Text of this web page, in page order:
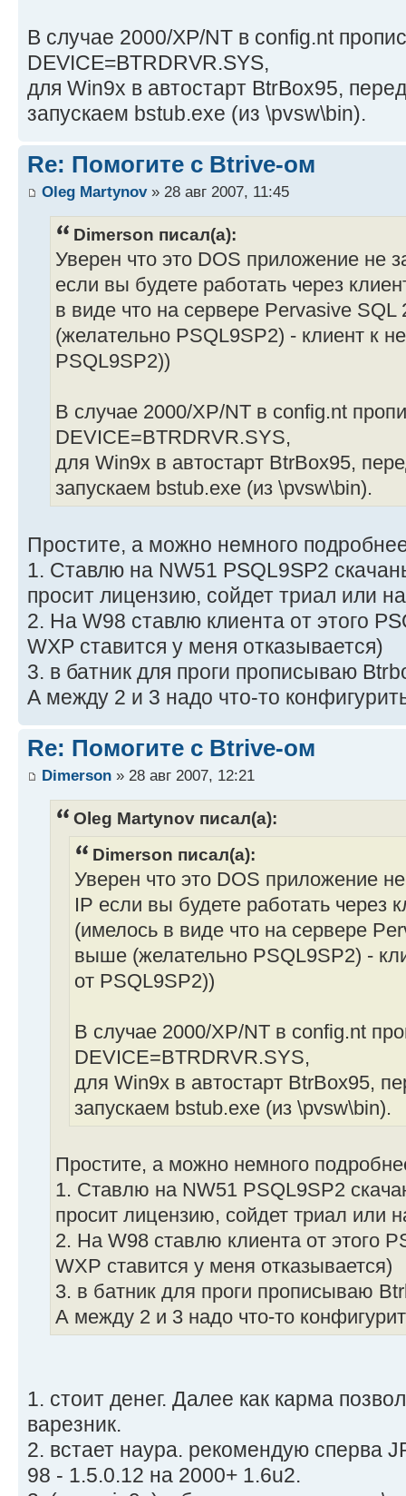
В случае 2000/XP/NT в config.nt
DEVICE=BTRDRVR.SYS,
для Win9x в автостарт BtrBox95,
запускаем bstub.exe (из \pvsw\bin).
Re: Помогите с Btrive-ом
Oleg Martynov» 28 авг 2007, 11:45
Dimerson писал(а):
Уверен что это DOS приложение не
если вы будете работать через
в виде что на сервере Pervasive
(желательно PSQL9SP2) - клиент к
PSQL9SP2))
В случае 2000/XP/NT в config.nt
DEVICE=BTRDRVR.SYS,
для Win9x в автостарт BtrBox95,
запускаем bstub.exe (из \pvsw\bin).
Простите, а можно немного
1. Ставлю на NW51 PSQL9SP2
просит лицензию, сойдет триал или
2. На W98 ставлю клиента от этого
WXP ставится у меня отказывается)
3. в батник для проги прописываю
А между 2 и 3 надо что-то
Re: Помогите с Btrive-ом
Dimerson » 28 авг 2007, 12:21
Oleg Martynov писал(а):
Dimerson писал(а):
Уверен что это DOS приложение
IP если вы будете работать через
(имелось в виде что на сервере
выше (желательно PSQL9SP2) -
от PSQL9SP2))
В случае 2000/XP/NT в config.nt
DEVICE=BTRDRVR.SYS,
для Win9x в автостарт BtrBox95,
запускаем bstub.exe (из \pvsw\bin).
Простите, а можно немного
1. Ставлю на NW51 PSQL9SP2
просит лицензию, сойдет триал или
2. На W98 ставлю клиента от этого
WXP ставится у меня отказывается)
3. в батник для проги прописываю
А между 2 и 3 надо что-то
1. стоит денег. Далее как карма
варезник.
2. встает наура. рекомендую сперва
98 - 1.5.0.12 на 2000+ 1.6u2.